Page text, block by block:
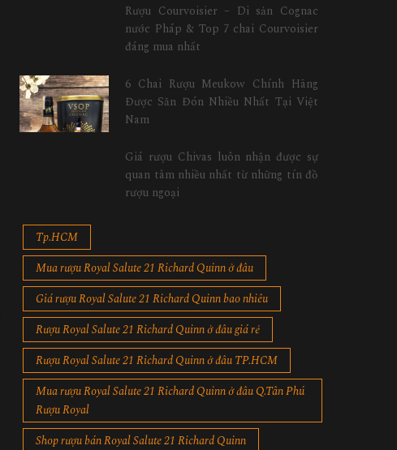
Rượu Courvoisier – Di sản Cognac
nước Pháp & Top 7 chai Courvoisier
đáng mua nhất
6 Chai Rượu Meukow Chính Hãng
Được Săn Đón Nhiều Nhất Tại Việt
Nam
Giá rượu Chivas luôn nhận được sự
quan tâm nhiều nhất từ những tín đồ
rượu ngoại
Tp.HCM
Mua rượu Royal Salute 21 Richard Quinn ở đâu
Giá rượu Royal Salute 21 Richard Quinn bao nhiêu
Rượu Royal Salute 21 Richard Quinn ở đâu giá rẻ
Rượu Royal Salute 21 Richard Quinn ở đâu TP.HCM
Mua rượu Royal Salute 21 Richard Quinn ở đâu Q.Tân Phú
Rượu Royal
Shop rượu bán Royal Salute 21 Richard Quinn